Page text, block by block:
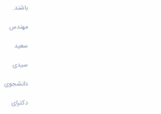
باشند.
مهندس
سعید
سیدی
دانشجوی
دکترای